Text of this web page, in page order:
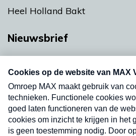
Heel Holland Bakt
Nieuwsbrief
nieuwsbrief. Elke vrijdag- en
uw mailbox.